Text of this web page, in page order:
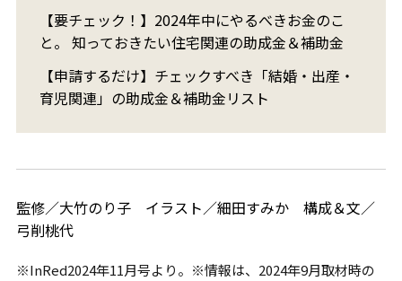
【要チェック！】2024年中にやるべきお金のこ
と。 知っておきたい住宅関連の助成金＆補助金
【申請するだけ】チェックすべき「結婚・出産・
育児関連」の助成金＆補助金リスト
監修／大竹のり子 イラスト／細田すみか 構成＆文／
弓削桃代
※InRed2024年11月号より。※情報は、2024年9月取材時の